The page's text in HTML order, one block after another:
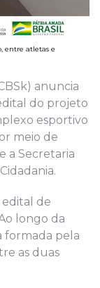
entre atletas e
anuncia
do projeto
esportivo
meio de
a Secretaria
de
longo da
formada pela
as duas